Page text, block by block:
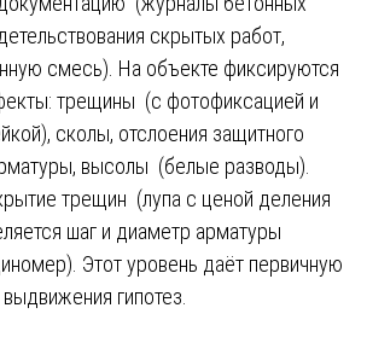
скрытых работ,
смесь). На объекте фиксируются
трещины (с фотофиксацией и
сколы, отслоения защитного
высолы (белые разводы).
трещин (лупа с ценой деления
шаг и диаметр арматуры
Этот уровень даёт первичную
гипотез.